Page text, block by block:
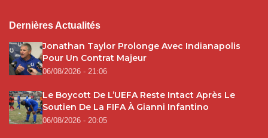
Dernières Actualités
Jonathan Taylor Prolonge Avec Indianapolis
Pour Un Contrat Majeur
06/08/2026 - 21:06
Le Boycott De L’UEFA Reste Intact Après Le
Soutien De La FIFA À Gianni Infantino
06/08/2026 - 20:05